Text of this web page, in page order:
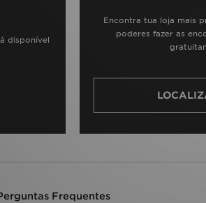
disponível
Encontra tua loja mais
poderes fazer as
Frequentes